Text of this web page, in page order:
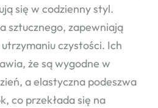
się w codzienny styl.
sztucznego, zapewniają
czystości. Ich
że są wygodne w
a elastyczna podeszwa
co przekłada się na